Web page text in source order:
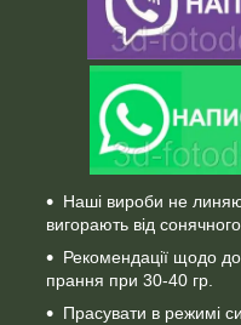
Наші вироби не
вигорають від сонячного
Рекомендації щодо
прання при 30-40 гр.
Прасувати в режимі